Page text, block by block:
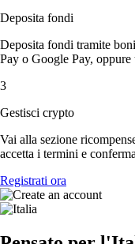
Deposita fondi
Deposita fondi tramite
Pay o Google Pay,
3
Gestisci crypto
Vai alla sezione
accetta i termini e
Registrati ora